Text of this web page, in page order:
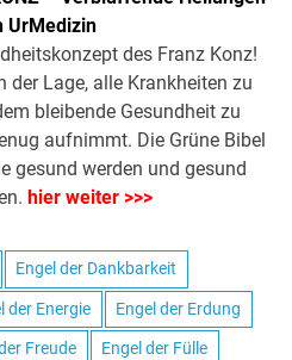
UrMedizin
des Franz Konz!
der Lage, alle Krankheiten zu
bleibende Gesundheit zu
aufnimmt. Die Grüne Bibel
gesund werden und gesund
hier weiter >>>
Engel der Dankbarkeit
der Energie Engel der Erdung
Freude Engel der Fülle